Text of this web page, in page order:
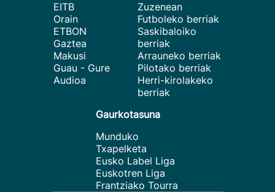
EITB
Orain
ETBON
Gaztea
Makusi
Guau - Gure
Audioa
Zuzenean
Futboleko berriak
Saskibaloiko
berriak
Arrauneko berriak
Pilotako berriak
Herri-kirolakeko
berriak
Gaurkotasuna
Munduko
Txapelketa
Eusko Label Liga
Euskotren Liga
Frantziako Tourra